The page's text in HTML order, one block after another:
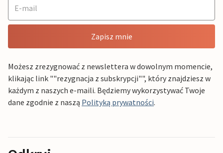
Zapisz mnie
Możesz zrezygnować z newslettera w dowolnym momencie,
klikając link ""rezygnacja z subskrypcji"", który znajdziesz w
każdym z naszych e-maili. Będziemy wykorzystywać Twoje
dane zgodnie z naszą Polityką prywatności.